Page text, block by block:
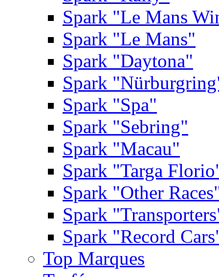
Spark "Le Mans
Spark "Le Mans"
Spark "Daytona"
Spark
Spark "Spa"
Spark "Sebring"
Spark "Macau"
Spark "Targa
Spark "Other
Spark
Spark "Record
Top Marques